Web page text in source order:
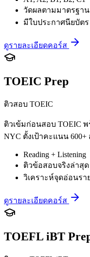
วัดผลตามมาตรฐา
มีใบประกาศนียบัตร
ดูรายละเอียดคอร์ส
TOEIC Prep
ติวสอบ TOEIC
ติวเข้มก่อนสอบ TOEIC
NYC ตั้งเป้าคะแนน
Reading + Listening
ติวข้อสอบจริงล่าสุด
วิเคราะห์จุดอ่อนรา
ดูรายละเอียดคอร์ส
TOEFL iBT